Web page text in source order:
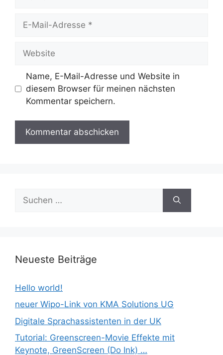
Website
Name, E-Mail-Adresse und Website in
diesem Browser für meinen nächsten
Kommentar speichern.
nach:
Neueste Beiträge
Hello world!
neuer Wipo-Link von KMA Solutions UG
Digitale Sprachassistenten in der UK
Tutorial: Greenscreen-Movie Effekte mit
Keynote, GreenScreen (Do Ink) …